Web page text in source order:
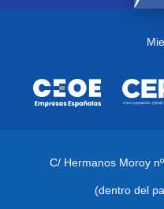
C/ Hermanos Moroy
(dentro del